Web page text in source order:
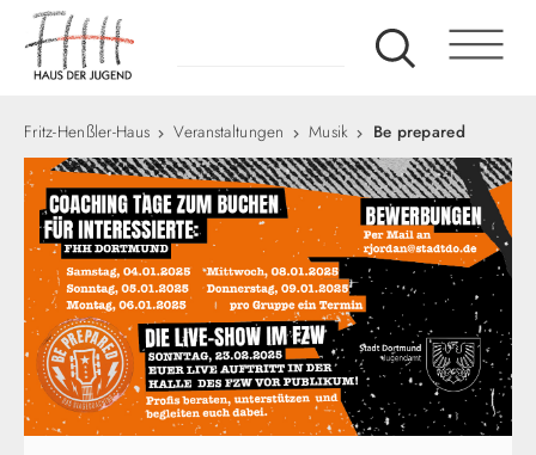
Fritz-Henßler-Haus Veranstaltungen Musik Be prepared